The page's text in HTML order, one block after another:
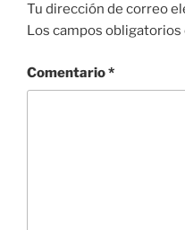
Tu dirección de correo
Los campos
Comentario*